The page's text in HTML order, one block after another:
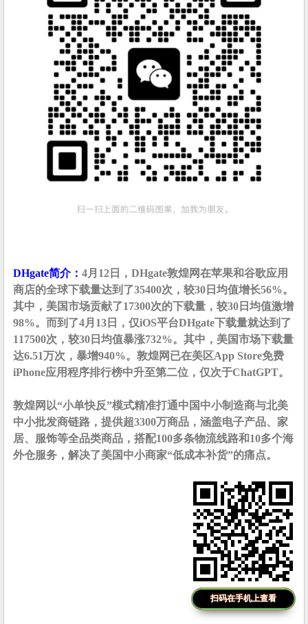
DHgate简介：4月12日，DHgate敦煌网在苹果和谷歌应用
商店的全球下载量达到了35400次，较30日均值增长56%。
其中，美国市场贡献了17300次的下载量，较30日均值激增
98%。而到了4月13日，仅iOS平台DHgate下载量就达到了
117500次，较30日均值暴涨732%。其中，美国市场下载量
达6.51万次，暴增940%。敦煌网已在美区App Store免费
iPhone应用程序排行榜中升至第二位，仅次于ChatGPT。
敦煌网以“小单快反”模式精准打通中国中小制造商与北美
中小批发商链路，提供超3300万商品，涵盖电子产品、家
居、服饰等全品类商品，搭配100多条物流线路和10多个海
外仓服务，解决了美国中小商家“低成本补货”的痛点。
扫码在手机上查看